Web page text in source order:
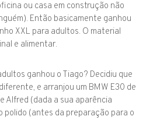
ou casa em construção não
Então basicamente ganhou
XXL para adultos. O material
e alimentar.
ganhou o Tiago? Decidiu que
e arranjou um BMW E30 de
Alfred (dada a sua aparência
polido (antes da preparação para o